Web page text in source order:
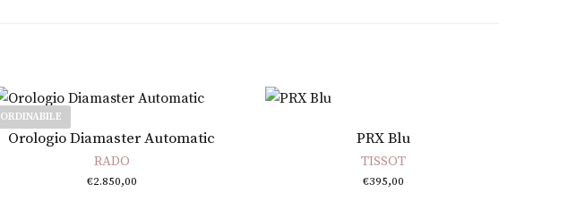
ORDINABILE
Leggi tutto
Orologio Diamaster Automatic
RADO
€2.850,00
Aggiungi al carrello
PRX Blu
TISSOT
€395,00